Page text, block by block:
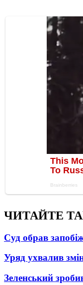
ЧИТАЙТЕ
Суд обрав
Уряд ухвалив
Зеленський